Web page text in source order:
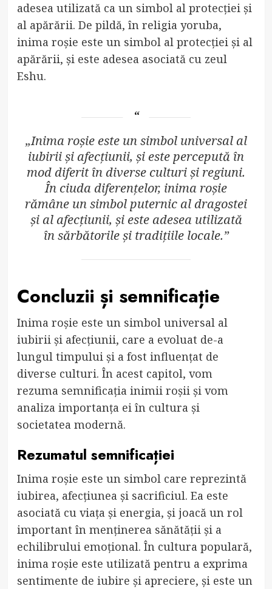
adesea utilizată ca un simbol al protecției și
al apărării. De pildă, în religia yoruba,
inima roșie este un simbol al protecției și al
apărării, și este adesea asociată cu zeul
Eshu.
„Inima roșie este un simbol universal al
iubirii și afecțiunii, și este percepută în
mod diferit în diverse culturi și regiuni.
În ciuda diferențelor, inima roșie
rămâne un simbol puternic al dragostei
și al afecțiunii, și este adesea utilizată
în sărbătorile și tradițiile locale.”
Concluzii și semnificație
Inima roșie este un simbol universal al
iubirii și afecțiunii, care a evoluat de-a
lungul timpului și a fost influențat de
diverse culturi. În acest capitol, vom
rezuma semnificația inimii roșii și vom
analiza importanța ei în cultura și
societatea modernă.
Rezumatul semnificației
Inima roșie este un simbol care reprezintă
iubirea, afecțiunea și sacrificiul. Ea este
asociată cu viața și energia, și joacă un rol
important în menținerea sănătății și a
echilibrului emoțional. În cultura populară,
inima roșie este utilizată pentru a exprima
sentimente de iubire și apreciere, și este un